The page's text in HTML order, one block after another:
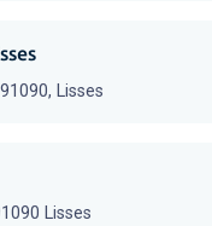
Lisses
Lisses